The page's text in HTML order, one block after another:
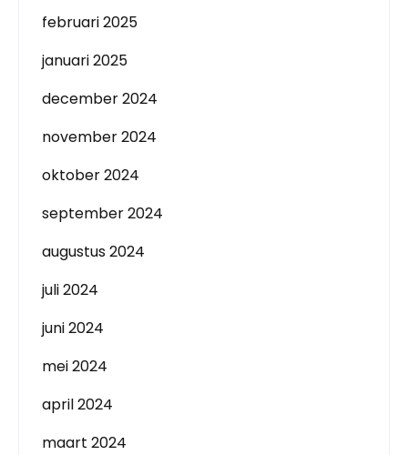
februari 2025
januari 2025
december 2024
november 2024
oktober 2024
september 2024
augustus 2024
juli 2024
juni 2024
mei 2024
april 2024
maart 2024